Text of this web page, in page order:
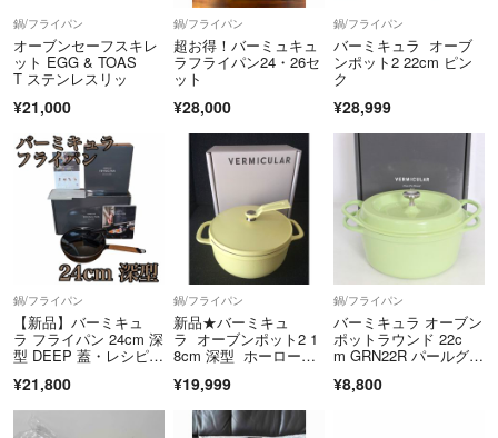
の相違、思っていた商品と違うなど、個人的な理由での返品はお受けで
きません。
こちらのアカウントはラクマ公式パートナーの株式会社モノラポによっ
て運営されています。
▼特商法
https://fril.jp/ts/official/law/a122/
▼返品特約
https://fril.jp/ts/official/law/a122/#return_policy
鍋/フライパン
オーブンセーフスキレ
ット EGG & TOAS
T ステンレスリッ
¥21,000
鍋/フライパン
超お得！バーミュキュ
ラフライパン24・26セ
ット
¥28,000
鍋/フライパン
バーミキュラ オーブ
ンポット2 22cm ピン
ク
¥28,999
鍋/フライパン
【新品】バーミキュ
ラ フライパン 24cm 深
型 DEEP 蓋・レシピ
¥21,800
鍋/フライパン
新品★バーミキュ
ラ オーブンポット2 1
8cm 深型 ホーロー
¥19,999
鍋/フライパン
バーミキュラ オーブン
ポットラウンド 22c
m GRN22R パールグリ
手鍋 本体
¥8,800